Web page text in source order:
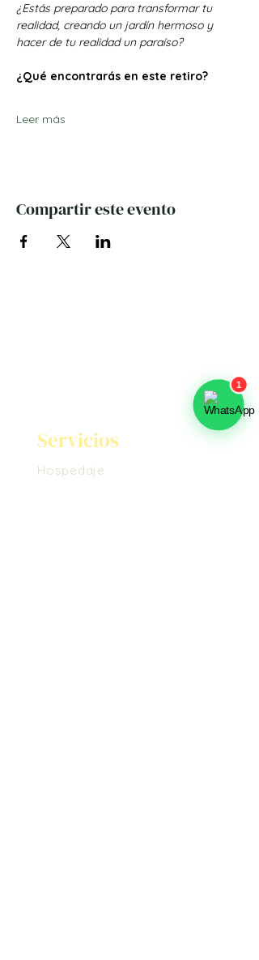
¿Estás preparado para transformar tu
realidad, creando un jardín hermoso y
hacer de tu realidad un paraíso?
¿Qué encontrarás en este retiro?
Leer más
Compartir este evento
Servicios
Hospedaje